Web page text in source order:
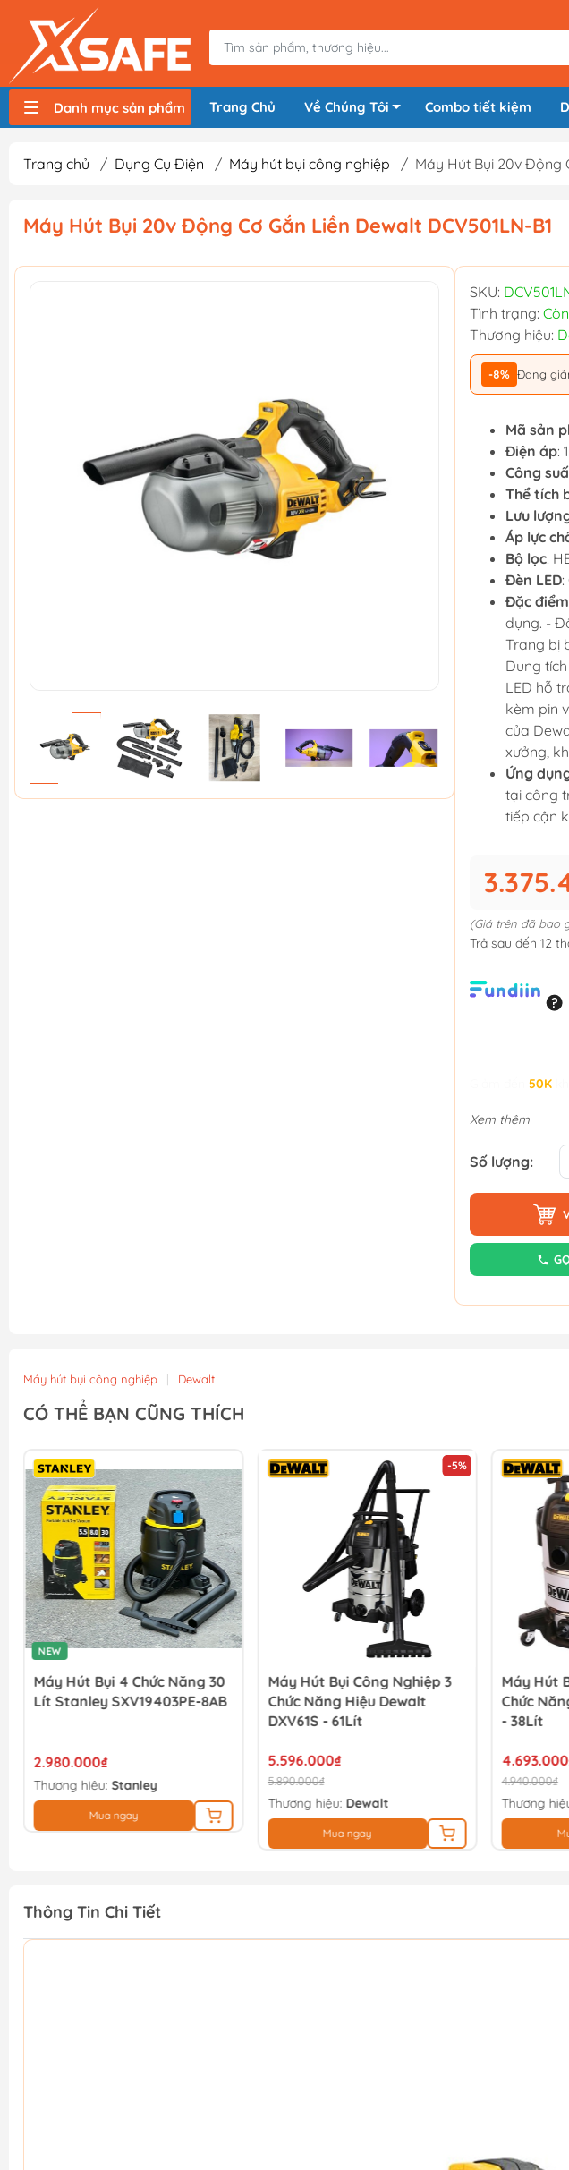
Danh mục sản phẩm Trang Chủ Về Chúng Tôi Combo tiết kiệm
Trang chủ / Dụng Cụ Điện / Máy hút bụi công nghiệp / Máy Hút Bụi 20v Động
Máy Hút Bụi 20v Động Cơ Gắn Liền Dewalt DCV501LN-B1
SKU:
Tình trạng:
Thương hiệu:
-8% Đang
Mã sản
Điện áp:
Công
Thể tích
Lưu
Áp lực
Bộ lọc:
Đèn LED
Đặc điểm
dụng. -
Trang bị
Dung
LED hỗ
kèm pin
của
xưởng,
Ứng
tại công
tiếp cận
(Giá trên đã bao
Trả sau đến 12
50K
Xem thêm
Số lượng:
Máy hút bụi công nghiệp | Dewalt
CÓ THỂ BẠN CŨNG THÍCH
NEW
Máy Hút Bụi 4 Chức Năng 30
Lít Stanley SXV19403PE-8AB
2.980.000₫
Thương hiệu: Stanley
Mua ngay
-5%
Máy Hút Bụi Công Nghiệp 3
Chức Năng Hiệu Dewalt
DXV61S - 61Lít
5.596.000₫
5.890.000₫
Thương hiệu: Dewalt
Mua ngay
Máy Hút
Chức Năng Dewalt
- 38Lít
4.940.000₫
Thương
Thông Tin Chi Tiết